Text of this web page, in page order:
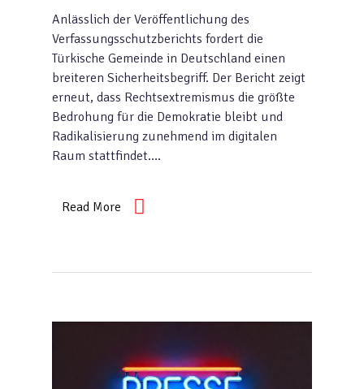
Anlässlich der Veröffentlichung des
Verfassungsschutzberichts fordert die
Türkische Gemeinde in Deutschland einen
breiteren Sicherheitsbegriff. Der Bericht zeigt
erneut, dass Rechtsextremismus die größte
Bedrohung für die Demokratie bleibt und
Radikalisierung zunehmend im digitalen
Raum stattfindet….
Read More